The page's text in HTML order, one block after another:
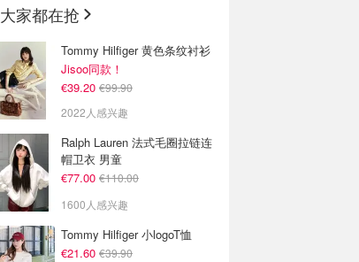
大家都在抢
Tommy Hilfiger 黄色条纹衬衫
Jisoo同款！
€39.20 €99.90
2022人感兴趣
Ralph Lauren 法式毛圈拉链连
帽卫衣 男童
€77.00 €110.00
1600人感兴趣
Tommy Hilfiger 小logoT恤
€21.60 €39.90